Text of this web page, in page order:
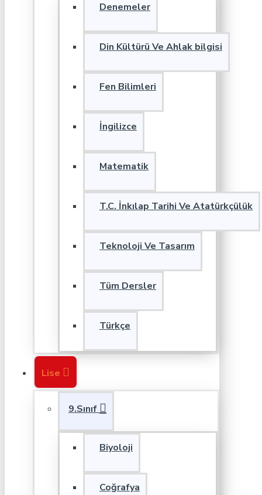
Denemeler
Din Kültürü Ve Ahlak bilgisi
Fen Bilimleri
İngilizce
Matematik
T.C. İnkılap Tarihi Ve Atatürkçülük
Teknoloji Ve Tasarım
Tüm Dersler
Türkçe
Lise
9.Sınıf
Biyoloji
Coğrafya